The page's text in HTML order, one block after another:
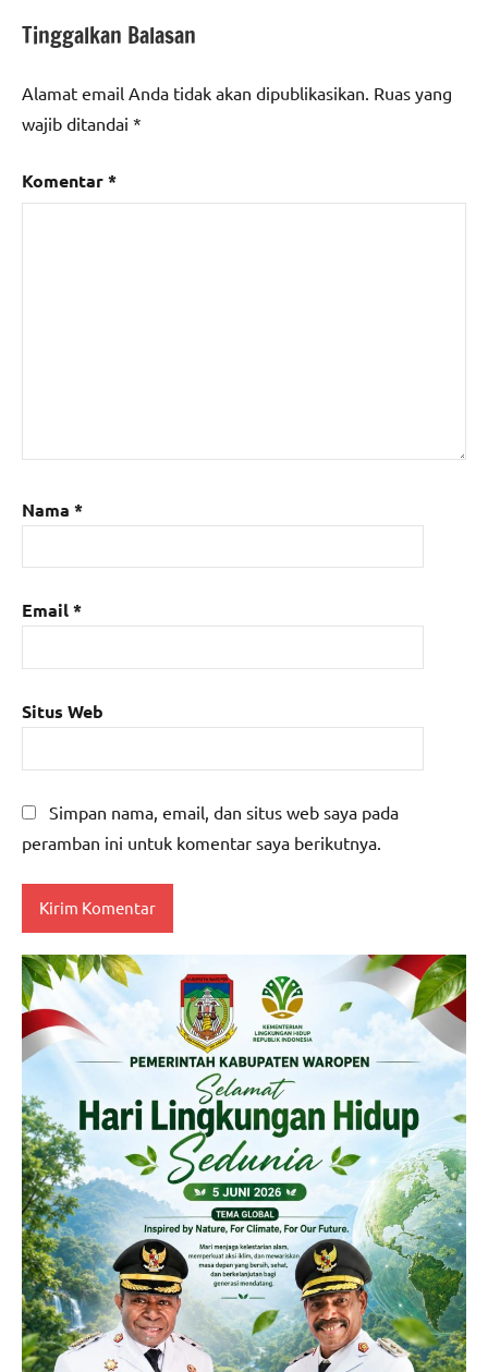
Tinggalkan Balasan
Alamat email Anda tidak akan dipublikasikan. Ruas yang
wajib ditandai *
Komentar*
Nama *
Email*
Situs Web
Simpan nama, email, dan situs web saya pada
peramban ini untuk komentar saya berikutnya.